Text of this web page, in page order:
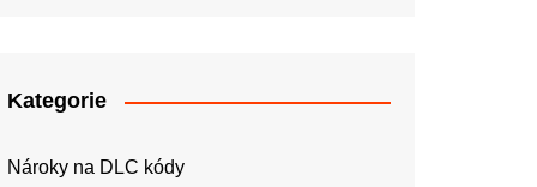
Kategorie
Nároky na DLC kódy